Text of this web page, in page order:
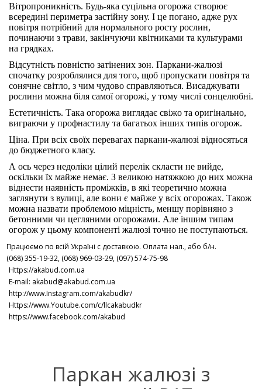
Вітропроникність. Будь-яка суцільна огорожа створює
всередині периметра застійну зону. І це погано, адже рух
повітря потрібний для нормального росту рослин,
починаючи з трави, закінчуючи квітниками та культурами
на грядках.
Відсутність повністю затінених зон. Паркани-жалюзі
спочатку розроблялися для того, щоб пропускати повітря та
сонячне світло, з чим чудово справляються. Висаджувати
рослини можна біля самої огорожі, у тому числі сонцелюбні.
Естетичність. Така огорожа виглядає свіжо та оригінально,
виграючи у профнастилу та багатьох інших типів огорож.
Ціна. При всіх своїх перевагах паркани-жалюзі відносяться
до бюджетного класу.
А ось через недоліки цілий перелік скласти не вийде,
оскільки їх майже немає. З великою натяжкою до них можна
віднести наявність проміжків, в які теоретично можна
заглянути з вулиці, але вони є майже у всіх огорожах. Також
можна назвати проблемою міцність, меншу порівняно з
бетонними чи цегляними огорожами. Але іншим типам
огорож у цьому компоненті жалюзі точно не поступаються.
Працюємо по всій Україні с доставкою. Оплата нал., або б/н.
(068) 355-19-32, (068) 969-03-29, (097) 574-75-98
Https://akabud.com.ua
E-mail: akabud@akabud.com.ua
http://www.Instagram.com/akabudkr/
Https://www.Youtube.com/c/llcakabudkr
https://www.facebook.com/akabud
Паркан жалюзі з